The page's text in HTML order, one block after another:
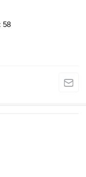
58